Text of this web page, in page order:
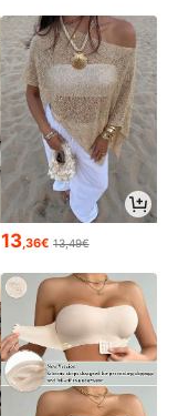
13,36€ 13,49€